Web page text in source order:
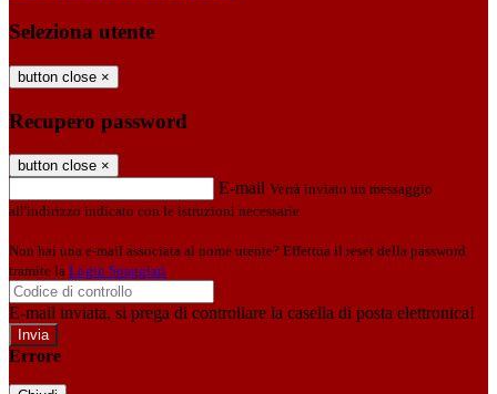
Seleziona utente
button close ×
Recupero password
button close ×
E-mail Verrà inviato un messaggio
all'indirizzo indicato con le istruzioni necessarie.
Non hai una e-mail associata al nome utente? Effettua il reset della password
tramite la Login Spaggiari
E-mail inviata, si prega di controllare la casella di posta elettronica!
Errore